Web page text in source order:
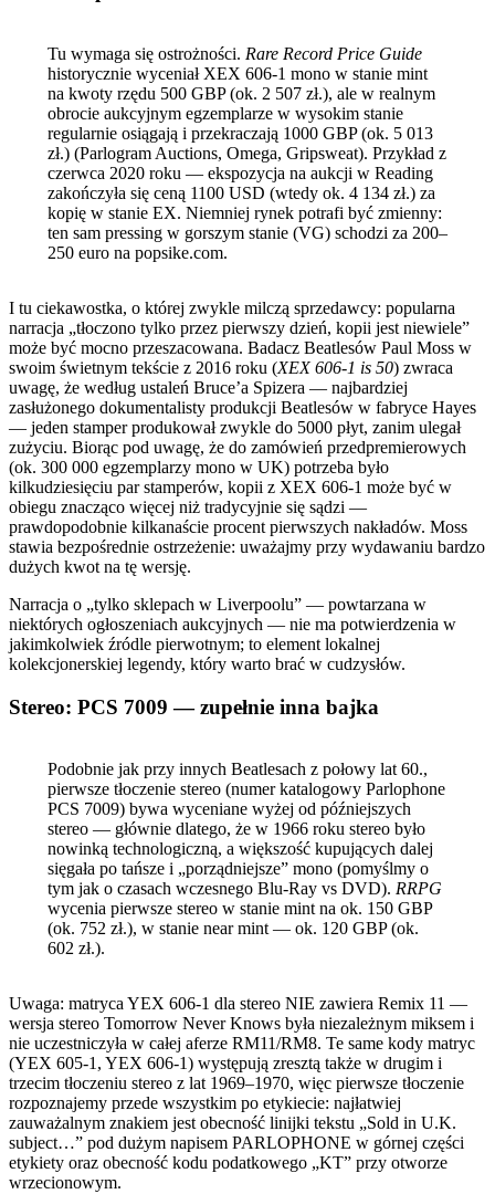
Tu wymaga się ostrożności. Rare Record Price Guide
historycznie wyceniał XEX 606-1 mono w stanie mint
na kwoty rzędu 500 GBP(ok. 2 507 zł.), ale w realnym
obrocie aukcyjnym egzemplarze w wysokim stanie
regularnie osiągają i przekraczają 1000 GBP(ok. 5 013
zł.)(Parlogram Auctions, Omega, Gripsweat). Przykład z
czerwca 2020 roku — ekspozycja na aukcji w Reading
zakończyła się ceną 1100 USD (wtedy ok. 4 134 zł.)za
kopię w stanie EX. Niemniej rynek potrafi być zmienny:
ten sam pressing w gorszym stanie (VG) schodzi za 200–
250 euro na popsike.com.
I tu ciekawostka, o której zwykle milczą sprzedawcy: popularna
narracja „tłoczono tylko przez pierwszy dzień, kopii jest niewiele”
może być mocno przeszacowana. Badacz Beatlesów Paul Moss w
swoim świetnym tekście z 2016 roku (XEX 606-1 is 50) zwraca
uwagę, że według ustaleń Bruce’a Spizera — najbardziej
zasłużonego dokumentalisty produkcji Beatlesów w fabryce Hayes
— jeden stamper produkował zwykle do 5000 płyt, zanim ulegał
zużyciu. Biorąc pod uwagę, że do zamówień przedpremierowych
(ok. 300 000 egzemplarzy mono w UK) potrzeba było
kilkudziesięciu par stamperów, kopii z XEX 606-1 może być w
obiegu znacząco więcej niż tradycyjnie się sądzi —
prawdopodobnie kilkanaście procent pierwszych nakładów. Moss
stawia bezpośrednie ostrzeżenie: uważajmy przy wydawaniu bardzo
dużych kwot na tę wersję.
Narracja o „tylko sklepach w Liverpoolu” — powtarzana w
niektórych ogłoszeniach aukcyjnych — nie ma potwierdzenia w
jakimkolwiek źródle pierwotnym; to element lokalnej
kolekcjonerskiej legendy, który warto brać w cudzysłów.
Stereo: PCS 7009 — zupełnie inna bajka
Podobnie jak przy innych Beatlesach z połowy lat 60.,
pierwsze tłoczenie stereo (numer katalogowy Parlophone
PCS 7009) bywa wyceniane wyżej od późniejszych
stereo — głównie dlatego, że w 1966 roku stereo było
nowinką technologiczną, a większość kupujących dalej
sięgała po tańsze i „porządniejsze” mono (pomyślmy o
tym jak o czasach wczesnego Blu-Ray vs DVD). RRPG
wycenia pierwsze stereo w stanie mint na ok. 150 GBP
(ok. 752 zł.), w stanie near mint — ok. 120 GBP(ok.
602 zł.).
Uwaga: matryca YEX 606-1 dla stereo NIE zawiera Remix 11 —
wersja stereo Tomorrow Never Knows była niezależnym miksem i
nie uczestniczyła w całej aferze RM11/RM8. Te same kody matryc
(YEX 605-1, YEX 606-1) występują zresztą także w drugim i
trzecim tłoczeniu stereo z lat 1969–1970, więc pierwsze tłoczenie
rozpoznajemy przede wszystkim po etykiecie: najłatwiej
zauważalnym znakiem jest obecność linijki tekstu „Sold in U.K.
subject…” pod dużym napisem PARLOPHONE w górnej części
etykiety oraz obecność kodu podatkowego „KT” przy otworze
wrzecionowym.